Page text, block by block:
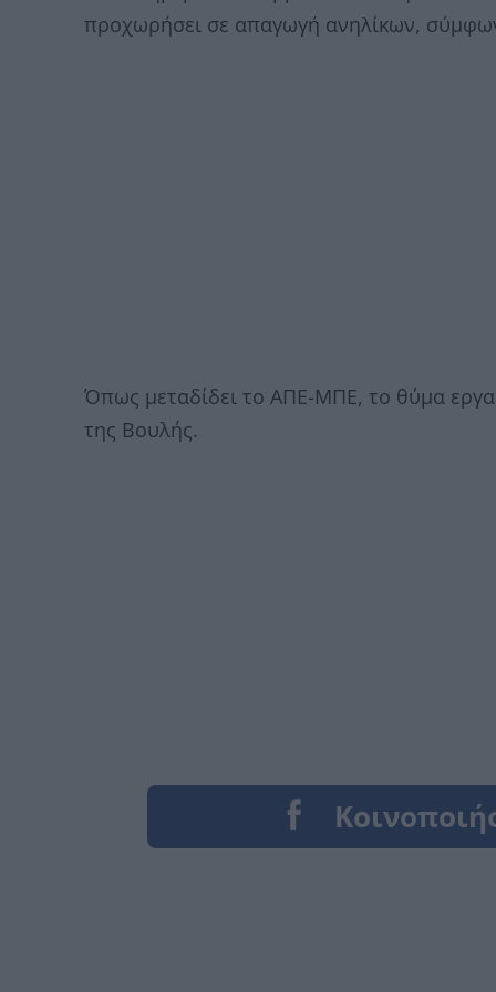
προχωρήσει σε απαγωγή ανηλίκων,
Όπως μεταδίδει το ΑΠΕ-ΜΠΕ, το θύμα
της Βουλής.